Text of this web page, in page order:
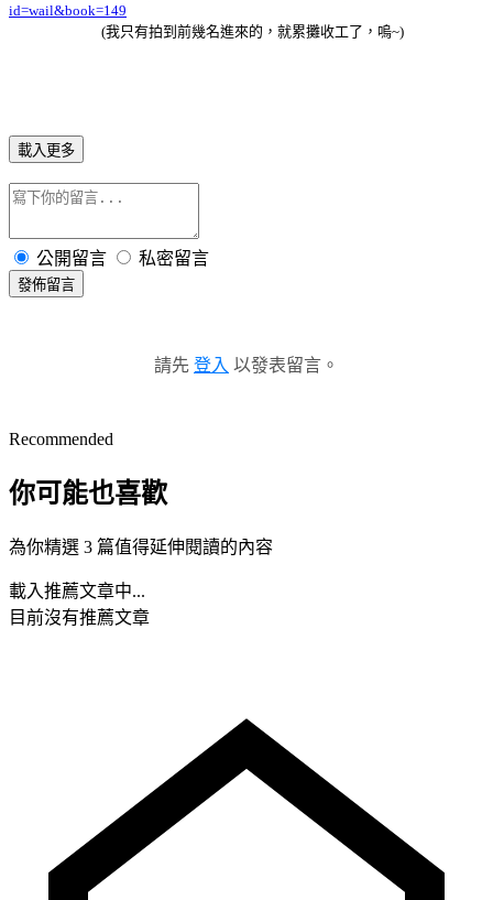
id=wail&book=149
(我只有拍到前幾名進來的，就累攤收工了，嗚~)
載入更多
公開留言 私密留言
發佈留言
請先 登入 以發表留言。
Recommended
你可能也喜歡
為你精選 3 篇值得延伸閱讀的內容
載入推薦文章中...
目前沒有推薦文章